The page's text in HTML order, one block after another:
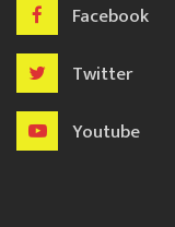
Facebook
Twitter
Youtube